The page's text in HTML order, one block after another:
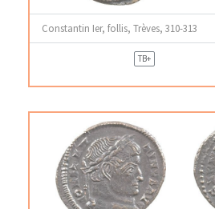
Constantin Ier, follis, Trèves, 310-313
TB+